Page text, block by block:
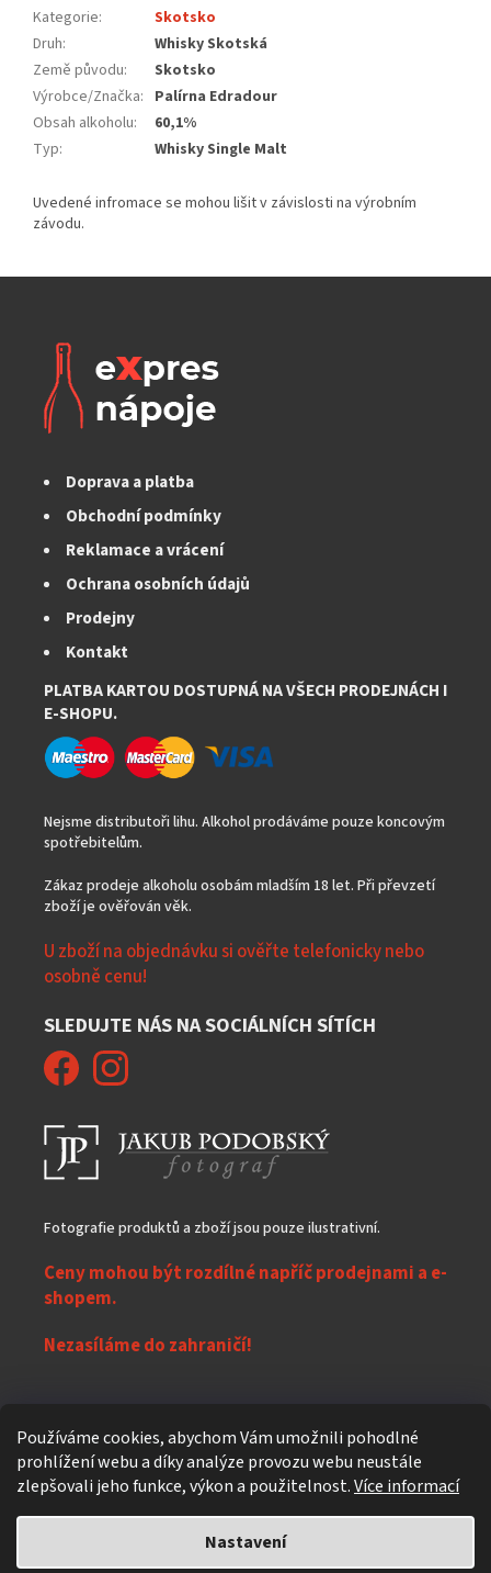
Používáme cookies, abychom Vám umožnili pohodlné
prohlížení webu a díky analýze provozu webu neustále
zlepšovali jeho funkce, výkon a použitelnost.Více informací
Nastavení
Kategorie:
Skotsko
Druh:
Whisky Skotská
Země původu:
Skotsko
Výrobce/Značka: Palírna Edradour
Obsah alkoholu:
60,1%
Typ: Whisky Single Malt
Doprava a platba
Obchodní podmínky
Reklamace a vrácení
Ochrana osobních údajů
Prodejny
Kontakt
PLATBA KARTOU DOSTUPNÁ NA VŠECH PRODEJNÁCH I
E-SHOPU.
Nejsme distributoři lihu. Alkohol prodáváme pouze koncovým
spotřebitelům.
Zákaz prodeje alkoholu osobám mladším 18 let. Při převzetí
zboží je ověřován věk.
U zboží na objednávku si ověřte telefonicky nebo
osobně cenu!
SLEDUJTE NÁS NA SOCIÁLNÍCH SÍTÍCH
Fotografie produktů a zboží jsou pouze ilustrativní.
Ceny mohou být rozdílné napříč prodejnami a e-
shopem.
Nezasíláme do zahraničí!
Vytvořil Shoptet
eXpres nápoje. Všechna práva vyhrazena.
nastavení cookies